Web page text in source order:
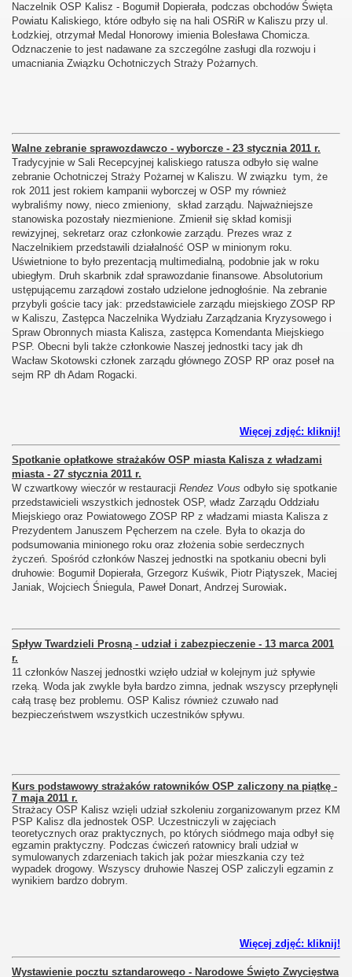
Naczelnik OSP Kalisz - Bogumił Dopierała, podczas obchodów Święta
Powiatu Kaliskiego, które odbyło się na hali OSRiR w Kaliszu przy ul.
Łodzkiej, otrzymał Medal Honorowy imienia Bolesława Chomicza.
Odznaczenie to jest nadawane za szczególne zasługi dla rozwoju i
umacniania Związku Ochotniczych Straży Pożarnych.
Walne zebranie sprawozdawczo - wyborcze - 23 stycznia 2011 r.
Tradycyjnie w Sali Recepcyjnej kaliskiego ratusza odbyło się walne
zebranie Ochotniczej Straży Pożarnej w Kaliszu. W związku tym, że
rok 2011 jest rokiem kampanii wyborczej w OSP my również
wybraliśmy nowy, nieco zmieniony, skład zarządu. Najważniejsze
stanowiska pozostały niezmienione. Zmienił się skład komisji
rewizyjnej, sekretarz oraz członkowie zarządu. Prezes wraz z
Naczelnikiem przedstawili działalność OSP w minionym roku.
Uświetnione to było prezentacją multimedialną, podobnie jak w roku
ubiegłym. Druh skarbnik zdał sprawozdanie finansowe. Absolutorium
ustępującemu zarządowi zostało udzielone jednogłośnie. Na zebranie
przybyli goście tacy jak: przedstawiciele zarządu miejskiego ZOSP RP
w Kaliszu, Zastępca Naczelnika Wydziału Zarządzania Kryzysowego i
Spraw Obronnych miasta Kalisza, zastępca Komendanta Miejskiego
PSP. Obecni byli także członkowie Naszej jednostki tacy jak dh
Wacław Skotowski członek zarządu głównego ZOSP RP oraz poseł na
sejm RP dh Adam Rogacki.
Więcej zdjęć: kliknij!
Spotkanie opłatkowe strażaków OSP miasta Kalisza z władzami
miasta - 27 stycznia 2011 r.
W czwartkowy wieczór w restauracji Rendez Vous odbyło się spotkanie
przedstawicieli wszystkich jednostek OSP, władz Zarządu Oddziału
Miejskiego oraz Powiatowego ZOSP RP z władzami miasta Kalisza z
Prezydentem Januszem Pęcherzem na czele. Była to okazja do
podsumowania minionego roku oraz złożenia sobie serdecznych
życzeń. Spośród członków Naszej jednostki na spotkaniu obecni byli
druhowie: Bogumił Dopierała, Grzegorz Kuświk, Piotr Piątyszek, Maciej
Janiak, Wojciech Śniegula, Paweł Donart, Andrzej Surowiak.
Spływ Twardzieli Prosną - udział i zabezpieczenie - 13 marca 2001
r.
11 członków Naszej jednostki wzięło udział w kolejnym już spływie
rzeką. Woda jak zwykle była bardzo zimna, jednak wszyscy przepłynęli
całą trasę bez problemu. OSP Kalisz również czuwało nad
bezpieczeństwem wszystkich uczestników spływu.
Kurs podstawowy strażaków ratowników OSP zaliczony na piątkę -
7 maja 2011 r.
Strażacy OSP Kalisz wzięli udział szkoleniu zorganizowanym przez KM
PSP Kalisz dla jednostek OSP. Uczestniczyli w zajęciach
teoretycznych oraz praktycznych, po których siódmego maja odbył się
egzamin praktyczny. Podczas ćwiczeń ratownicy brali udział w
symulowanych zdarzeniach takich jak pożar mieszkania czy też
wypadek drogowy. Wszyscy druhowie Naszej OSP zaliczyli egzamin z
wynikiem bardzo dobrym.
Więcej zdjęć: kliknij!
Wystawienie pocztu sztandarowego - Narodowe Święto Zwycięstwa